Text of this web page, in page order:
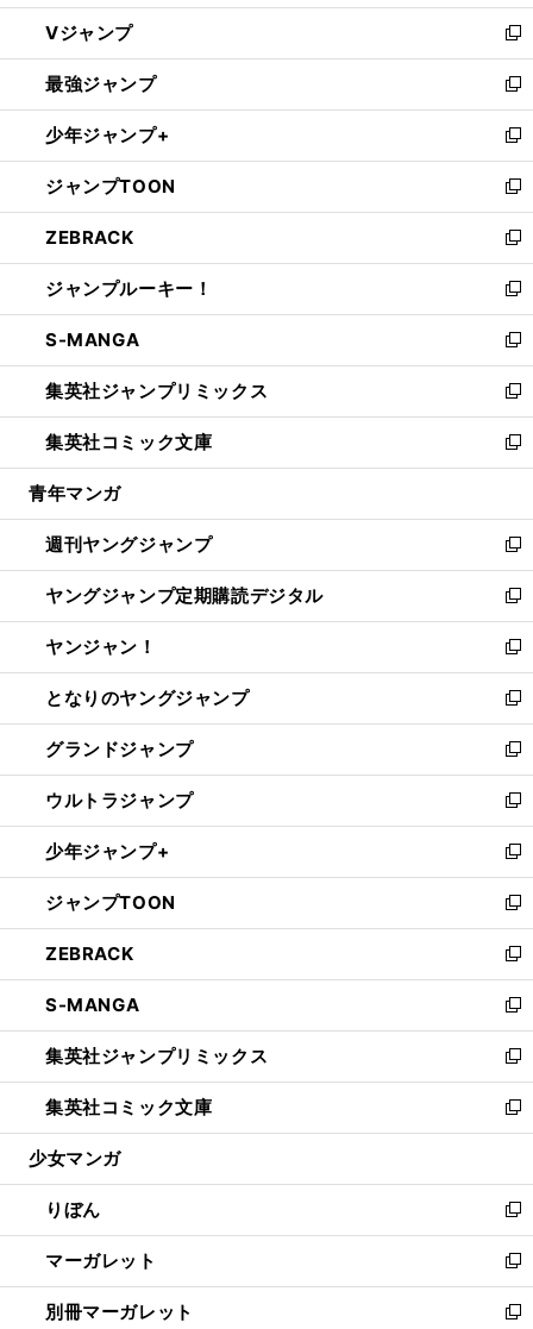
ウ
ィ
ン
ド
ウ
で
開
く
し
い
ウ
ィ
ン
ド
ウ
で
開
く
Vジャンプ
新
し
い
ウ
ィ
ン
ド
ウ
で
開
く
最強ジャンプ
新
し
い
ウ
ィ
ン
ド
ウ
で
開
く
少年ジャンプ+
新
し
い
ウ
ィ
ン
ド
ウ
で
開
く
ジャンプTOON
新
し
い
ウ
ィ
ン
ド
ウ
で
開
く
ZEBRACK
新
し
い
ウ
ィ
ン
ド
ウ
で
開
ジャンプルーキー！
新
し
い
ウ
ィ
ン
ド
ウ
開
く
S-MANGA
新
し
い
ウ
ィ
ン
ウ
で
開
く
集英社ジャンプリミックス
新
し
い
ウ
ン
ド
ウ
で
開
く
集英社コミック文庫
新
し
ウ
ィ
ン
ド
ウ
で
開
く
青年マンガ
週刊ヤングジャンプ
新
し
い
ウ
ィ
ン
ド
ウ
で
開
く
ヤングジャンプ定期購読デジタル
新
し
い
ウ
ィ
ン
ド
ウ
で
開
く
ヤンジャン！
新
し
い
ウ
ィ
ン
ド
ウ
で
開
く
となりのヤングジャンプ
新
し
い
ウ
ィ
ン
ド
ウ
で
開
く
グランドジャンプ
新
し
い
ウ
ィ
ン
ド
ウ
で
開
く
ウルトラジャンプ
新
し
い
ウ
ィ
ン
ド
ウ
で
開
く
少年ジャンプ+
新
し
い
ウ
ィ
ン
ド
ウ
で
開
く
ジャンプTOON
新
し
い
ウ
ィ
ン
ド
ウ
で
開
ZEBRACK
新
し
い
ウ
ィ
ン
ド
ウ
開
く
S-MANGA
新
し
い
ウ
ィ
ン
ウ
で
開
く
集英社ジャンプリミックス
新
し
い
ウ
ン
ド
ウ
で
開
く
集英社コミック文庫
新
し
ウ
ィ
ン
ド
ウ
で
少女マンガ
りぼん
新
し
い
ウ
ィ
マーガレット
新
し
い
別冊マーガレット 新